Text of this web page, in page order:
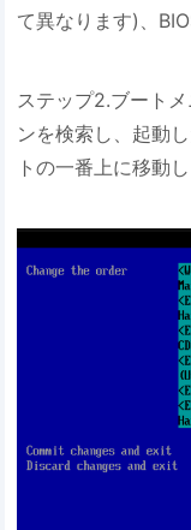
て異なります)、
ステップ2.ブート
ンを検索し、起動
トの一番上に移動し